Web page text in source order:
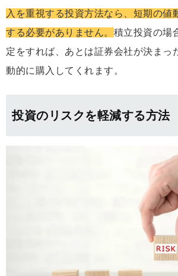
入を重視する投資方法なら、短期の値
する必要がありません。 積立投資の場
定をすれば、あとは証券会社が決まっ
動的に購入してくれます。
投資のリスクを軽減する方法